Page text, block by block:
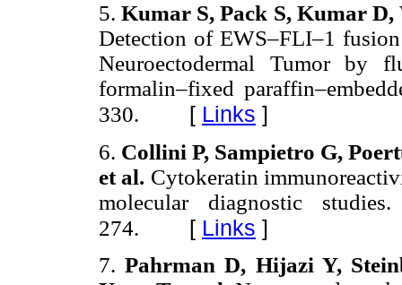
5. Kumar S, Pack S, Kumar
Detection of EWS–FLI–1
Neuroectodermal Tumor by
formalin–fixed
330. [ Links ]
6. Collini P, Sampietro G,
et al. Cytokeratin
molecular diagnostic
274. [ Links ]
7. Pahrman D, Hijazi Y,